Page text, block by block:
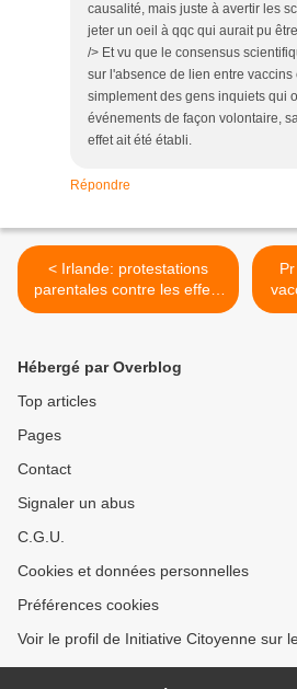
causalité, mais juste à avertir les
jeter un oeil à qqc qui aurait pu
/> Et vu que le consensus
sur l'absence de lien entre vaccins
simplement des gens inquiets qui
événements de façon volontaire,
effet ait été établi.
Répondre
< Irlande: protestations
parentales contre les effets
infernaux du Gardasil
Hébergé par Overblog
Top articles
Pages
Contact
Signaler un abus
C.G.U.
Cookies et données personnelles
Préférences cookies
Voir le profil de Initiative Citoyenne sur